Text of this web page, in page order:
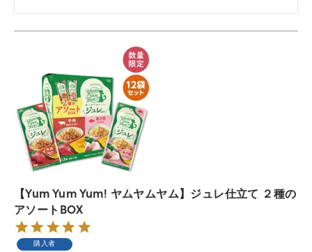
【Yum Yum Yum! ヤムヤムヤム】ジュレ仕立て ２種の
アソートBOX
購入者